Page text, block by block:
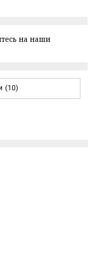
на наши
(10)